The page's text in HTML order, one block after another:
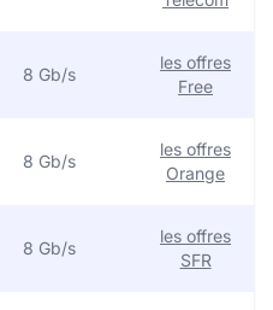
8 Gb/s
les offres
Free
8 Gb/s
les offres
Orange
8 Gb/s
les offres
SFR